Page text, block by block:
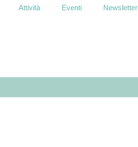
Attività Eventi Newsletter